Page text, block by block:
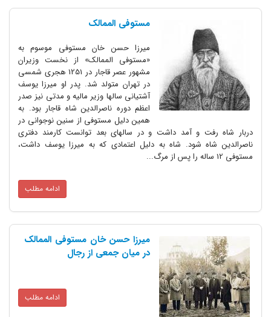
میرزا حسن خان مستوفی موسوم به
«مستوفی الممالک» از نخست وزیران
مشهور عصر قاجار در 1251 هجری شمسی
در تهران متولد شد. پدر او میرزا یوسف
آشتیانی سالها وزیر مالیه و مدتی نیز صدر
اعظم دوره ناصرالدین شاه قاجار بود. به
همین دلیل مستوفی از سنین نوجوانی در
و آمد داشت و در سالهای بعد توانست کارمند دفتری
شود. شاه به دلیل اعتمادی که به میرزا یوسف داشت،
میرزا حسن خان مستوفی الممالک
در میان جمعی از رجال